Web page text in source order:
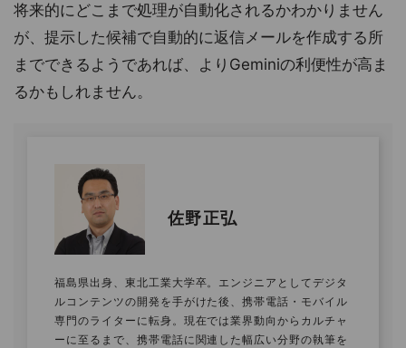
将来的にどこまで処理が自動化されるかわかりません
が、提示した候補で自動的に返信メールを作成する所
までできるようであれば、よりGeminiの利便性が高ま
るかもしれません。
佐野正弘
福島県出身、東北工業大学卒。エンジニアとしてデジタ
ルコンテンツの開発を手がけた後、携帯電話・モバイル
専門のライターに転身。現在では業界動向からカルチャ
ーに至るまで、携帯電話に関連した幅広い分野の執筆を